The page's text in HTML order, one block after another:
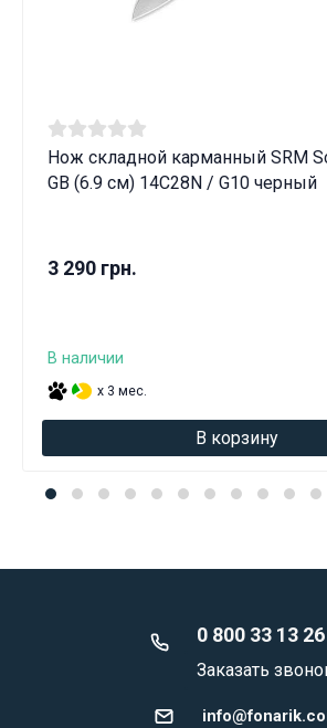
Нож складной карманный SRM
GB (6.9 см) 14C28N / G10 черный
3 290 грн.
В наличии
x 3 мес.
В корзину
0 800 33 13 26
Заказать